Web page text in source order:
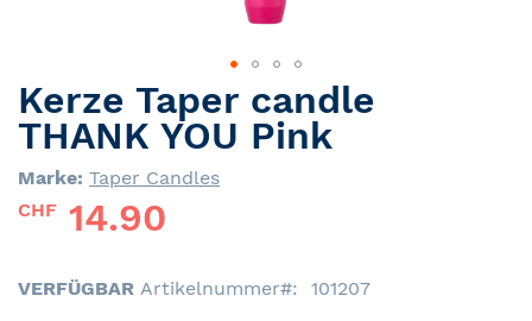
Skip
to
the
beginning
the
gallery
Kerze Taper candle
THANK YOU Pink
Marke: Taper Candles
CHF 14.90
VERFÜGBAR Artikelnummer 101207